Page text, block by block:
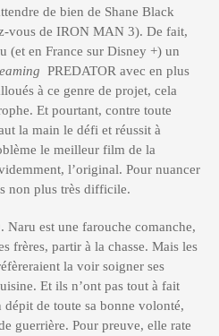
de bien de Shane Black
vous de IRON MAN 3). De fait,
(et en France sur Disney +) un
PREDATOR avec en plus
à ce genre de projet, cela
Et pourtant, contre toute
la main le défi et réussit à
le meilleur film de la
l’original. Pour nuancer
non plus très difficile.
Naru est une farouche comanche,
frères, partir à la chasse. Mais les
la voir soigner ses
Et ils n’ont pas tout à fait
de toute sa bonne volonté,
guerrière. Pour preuve, elle rate